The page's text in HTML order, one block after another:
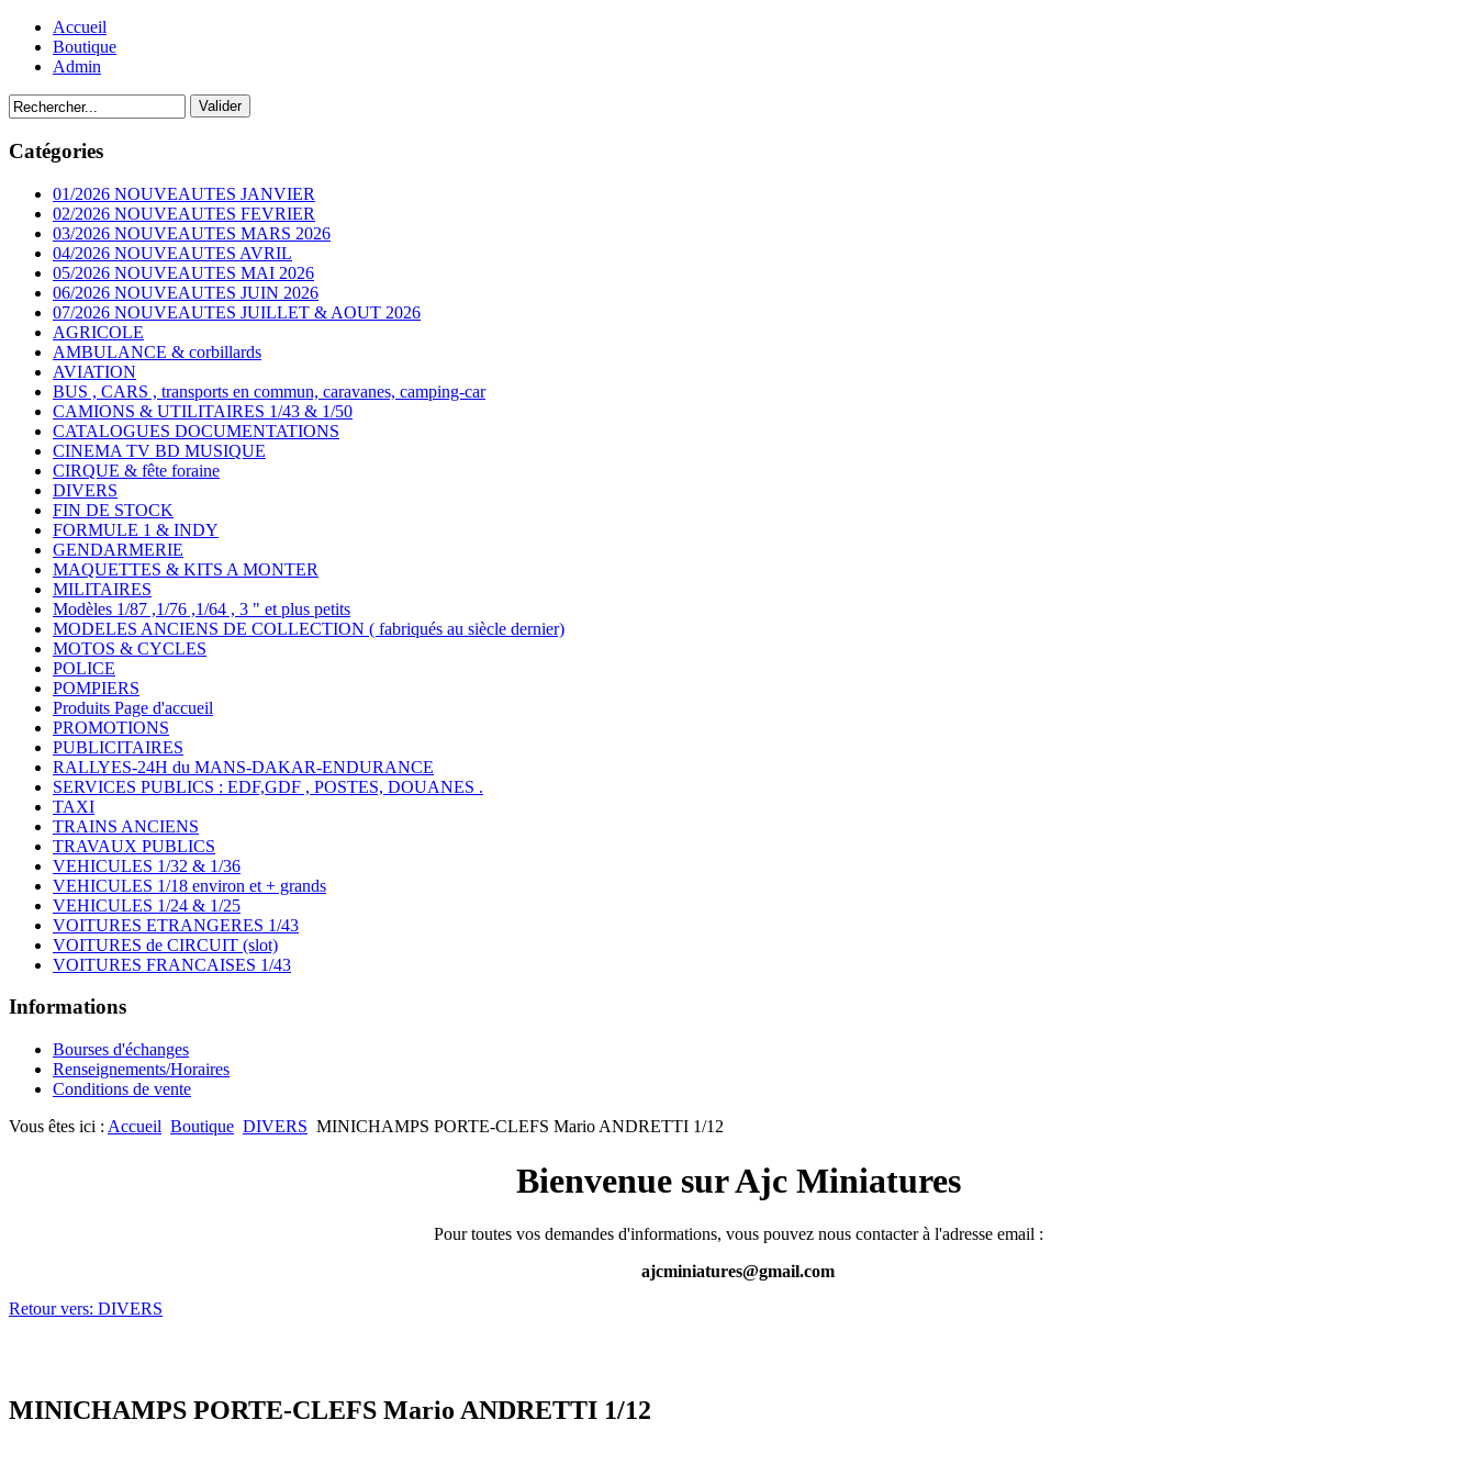
Accueil
Boutique
Admin
Catégories
01/2026 NOUVEAUTES JANVIER
02/2026 NOUVEAUTES FEVRIER
03/2026 NOUVEAUTES MARS 2026
04/2026 NOUVEAUTES AVRIL
05/2026 NOUVEAUTES MAI 2026
06/2026 NOUVEAUTES JUIN 2026
07/2026 NOUVEAUTES JUILLET & AOUT 2026
AGRICOLE
AMBULANCE & corbillards
AVIATION
BUS , CARS , transports en commun, caravanes, camping-car
CAMIONS & UTILITAIRES 1/43 & 1/50
CATALOGUES DOCUMENTATIONS
CINEMA TV BD MUSIQUE
CIRQUE & fête foraine
DIVERS
FIN DE STOCK
FORMULE 1 & INDY
GENDARMERIE
MAQUETTES & KITS A MONTER
MILITAIRES
Modèles 1/87 ,1/76 ,1/64 , 3 " et plus petits
MODELES ANCIENS DE COLLECTION ( fabriqués au siècle dernier)
MOTOS & CYCLES
POLICE
POMPIERS
Produits Page d'accueil
PROMOTIONS
PUBLICITAIRES
RALLYES-24H du MANS-DAKAR-ENDURANCE
SERVICES PUBLICS : EDF,GDF , POSTES, DOUANES .
TAXI
TRAINS ANCIENS
TRAVAUX PUBLICS
VEHICULES 1/32 & 1/36
VEHICULES 1/18 environ et + grands
VEHICULES 1/24 & 1/25
VOITURES ETRANGERES 1/43
VOITURES de CIRCUIT (slot)
VOITURES FRANCAISES 1/43
Informations
Bourses d'échanges
Renseignements/Horaires
Conditions de vente
Vous êtes ici : Accueil Boutique DIVERS MINICHAMPS PORTE-CLEFS Mario ANDRETTI 1/12
Bienvenue sur Ajc Miniatures
Pour toutes vos demandes d'informations, vous pouvez nous contacter à l'adresse email :
ajcminiatures@gmail.com
Retour vers: DIVERS
MINICHAMPS PORTE-CLEFS Mario ANDRETTI 1/12